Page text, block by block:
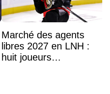
Marché des agents
libres 2027 en LNH :
huit joueurs